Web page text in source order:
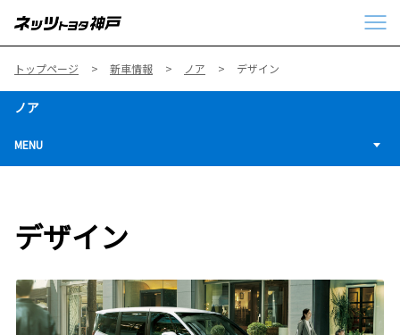
トップページ 新車情報 ノア デザイン
ノア
MENU
デザイン